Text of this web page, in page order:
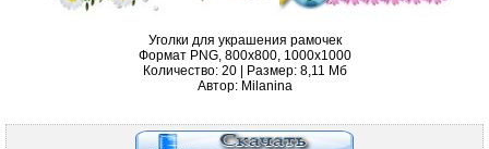
Уголки для украшения рамочек
Формат PNG, 800x800, 1000x1000
Количество: 20 | Размер: 8,11 Мб
Автор: Milanina